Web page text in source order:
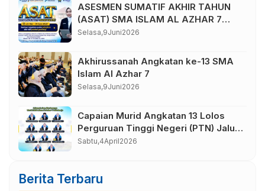
ASESMEN SUMATIF AKHIR TAHUN
(ASAT) SMA ISLAM AL AZHAR 7
TAHUN AJARAN 2025/2026
Selasa,9Juni2026
Akhirussanah Angkatan ke-13 SMA
Islam Al Azhar 7
Selasa,9Juni2026
Capaian Murid Angkatan 13 Lolos
Perguruan Tinggi Negeri (PTN) Jalur
Seleksi Nasional Berdasarkan
Sabtu,4April2026
Berita Terbaru